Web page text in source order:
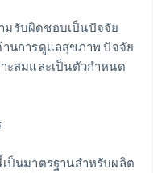
มรับผิดชอบเป็นปัจจัย
นการดูแลสุขภาพ ปัจจัย
ะสมและเป็นตัวกำหนด
ป็นมาตรฐานสำหรับผลิต